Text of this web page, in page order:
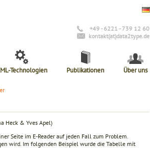
+49 - 6221 - 739 12 60
kontakt(at)data2type.de
Technologien Publikationen Über uns
Heck & Yves Apel)
Seite im E-Reader auf jeden Fall zum Problem.
wird. Im folgenden Beispiel wurde die Tabelle mit